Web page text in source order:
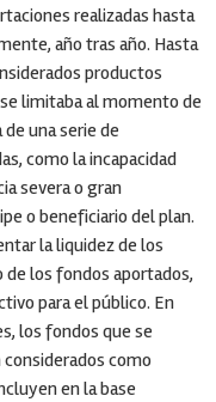
realizadas hasta
año tras año. Hasta
productos
limitaba al momento de
una serie de
como la incapacidad
severa o gran
o beneficiario del plan.
la liquidez de los
los fondos aportados,
para el público. En
los fondos que se
como
en la base